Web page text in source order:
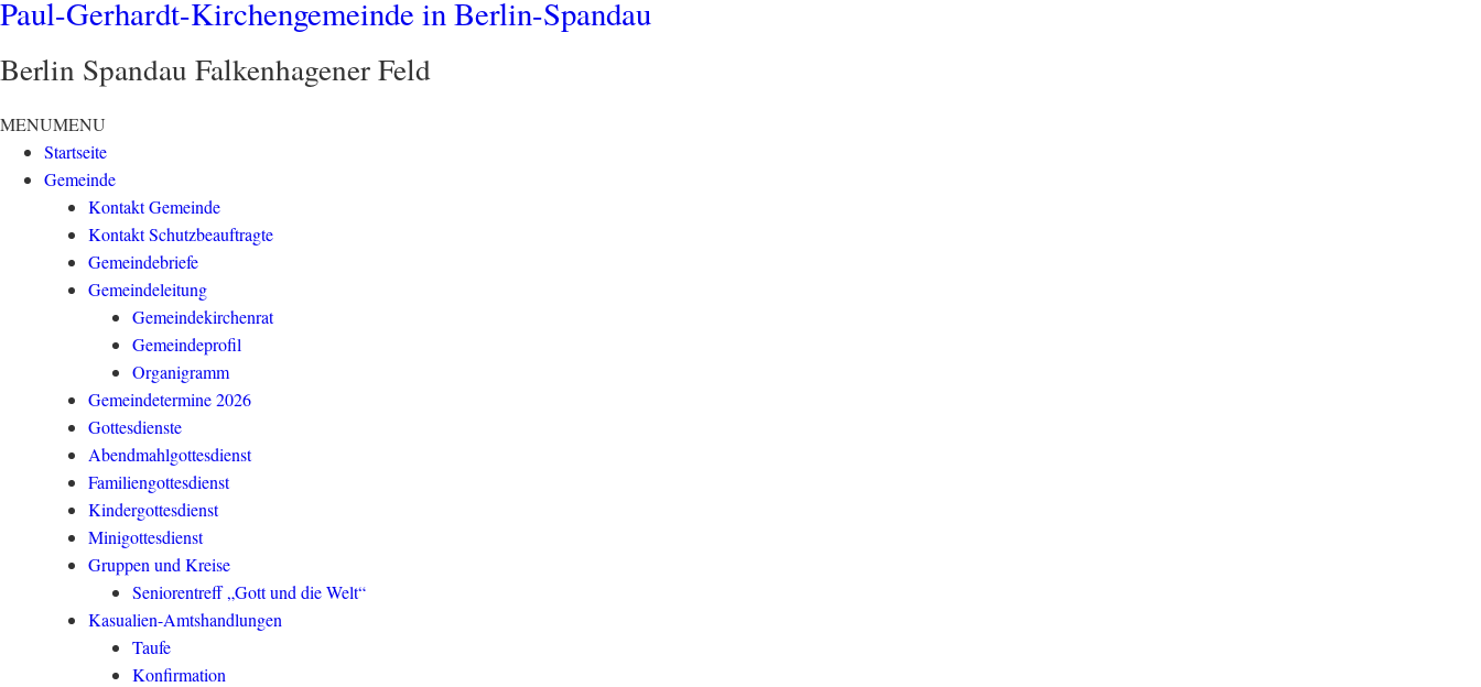
Paul-Gerhardt-Kirchengemeinde in Berlin-Spandau
Berlin Spandau Falkenhagener Feld
MENUMENU
Startseite
Gemeinde
Kontakt Gemeinde
Kontakt Schutzbeauftragte
Gemeindebriefe
Gemeindeleitung
Gemeindekirchenrat
Gemeindeprofil
Organigramm
Gemeindetermine 2026
Gottesdienste
Abendmahlgottesdienst
Familiengottesdienst
Kindergottesdienst
Minigottesdienst
Gruppen und Kreise
Seniorentreff „Gott und die Welt“
Kasualien-Amtshandlungen
Taufe
Konfirmation